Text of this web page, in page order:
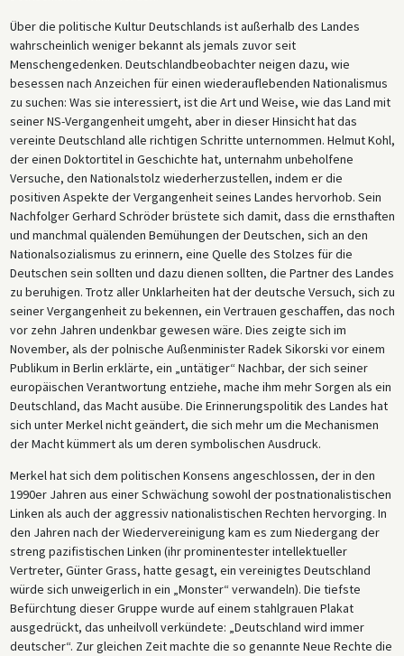
Über die politische Kultur Deutschlands ist außerhalb des Landes
wahrscheinlich weniger bekannt als jemals zuvor seit
Menschengedenken. Deutschlandbeobachter neigen dazu, wie
besessen nach Anzeichen für einen wiederauflebenden Nationalismus
zu suchen: Was sie interessiert, ist die Art und Weise, wie das Land mit
seiner NS-Vergangenheit umgeht, aber in dieser Hinsicht hat das
vereinte Deutschland alle richtigen Schritte unternommen. Helmut Kohl,
der einen Doktortitel in Geschichte hat, unternahm unbeholfene
Versuche, den Nationalstolz wiederherzustellen, indem er die
positiven Aspekte der Vergangenheit seines Landes hervorhob. Sein
Nachfolger Gerhard Schröder brüstete sich damit, dass die ernsthaften
und manchmal quälenden Bemühungen der Deutschen, sich an den
Nationalsozialismus zu erinnern, eine Quelle des Stolzes für die
Deutschen sein sollten und dazu dienen sollten, die Partner des Landes
zu beruhigen. Trotz aller Unklarheiten hat der deutsche Versuch, sich zu
seiner Vergangenheit zu bekennen, ein Vertrauen geschaffen, das noch
vor zehn Jahren undenkbar gewesen wäre. Dies zeigte sich im
November, als der polnische Außenminister Radek Sikorski vor einem
Publikum in Berlin erklärte, ein „untätiger“ Nachbar, der sich seiner
europäischen Verantwortung entziehe, mache ihm mehr Sorgen als ein
Deutschland, das Macht ausübe. Die Erinnerungspolitik des Landes hat
sich unter Merkel nicht geändert, die sich mehr um die Mechanismen
der Macht kümmert als um deren symbolischen Ausdruck.
Merkel hat sich dem politischen Konsens angeschlossen, der in den
1990er Jahren aus einer Schwächung sowohl der postnationalistischen
Linken als auch der aggressiv nationalistischen Rechten hervorging. In
den Jahren nach der Wiedervereinigung kam es zum Niedergang der
streng pazifistischen Linken (ihr prominentester intellektueller
Vertreter, Günter Grass, hatte gesagt, ein vereinigtes Deutschland
würde sich unweigerlich in ein „Monster“ verwandeln). Die tiefste
Befürchtung dieser Gruppe wurde auf einem stahlgrauen Plakat
ausgedrückt, das unheilvoll verkündete: „Deutschland wird immer
deutscher“. Zur gleichen Zeit machte die so genannte Neue Rechte die